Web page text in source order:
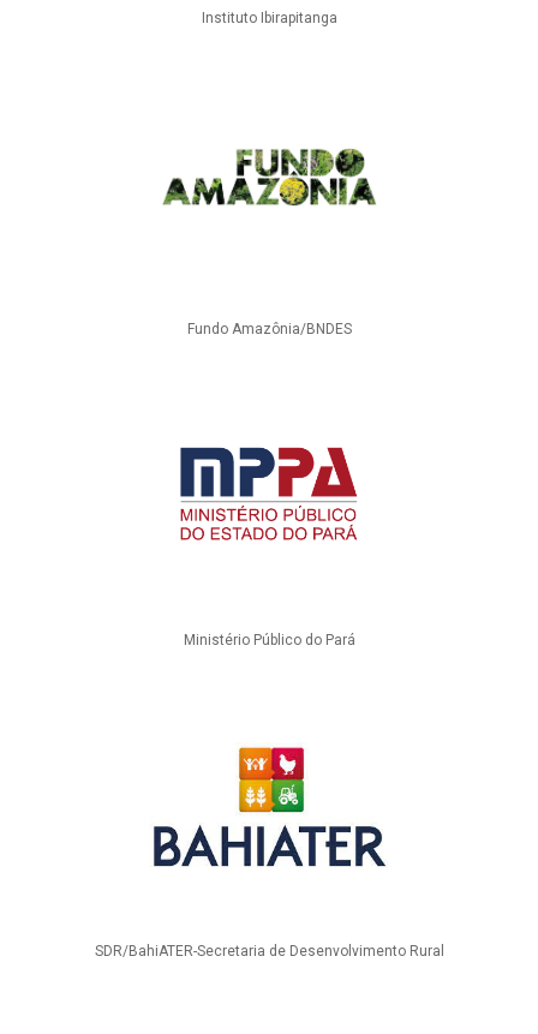
Instituto Ibirapitanga
Fundo Amazônia/BNDES
Ministério Público do Pará
SDR/BahiATER-Secretaria de Desenvolvimento Rural